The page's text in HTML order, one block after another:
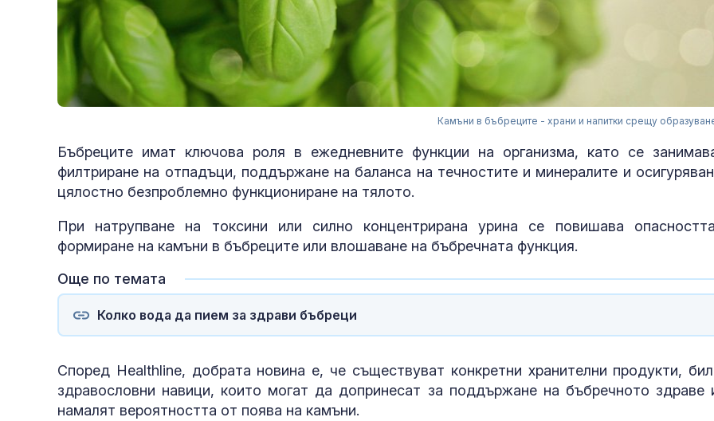
Камъни в бъбреците - храни и напитки срещу
Бъбреците имат ключова роля в ежедневните функции на организма, като се
филтриране на отпадъци, поддържане на баланса на течностите и минералите и
цялостно безпроблемно функциониране на тялото.
При натрупване на токсини или силно концентрирана урина се повишава
формиране на камъни в бъбреците или влошаване на бъбречната функция.
Още по темата
Колко вода да пием за здрави бъбреци
Според Healthline, добрата новина е, че съществуват конкретни хранителни продукти,
здравословни навици, които могат да допринесат за поддържане на бъбречното здраве
намалят вероятността от поява на камъни.
Променят
днес до 30